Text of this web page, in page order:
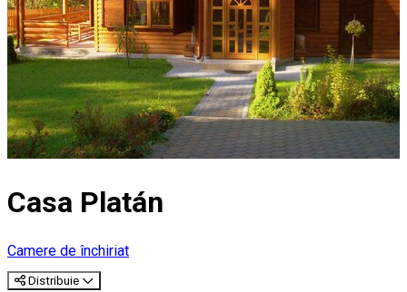
Casa Platán
Camere de închiriat
Distribuie